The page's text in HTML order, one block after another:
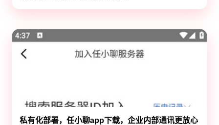
私有化部署，任小聊app下载，企业内部通讯更放心